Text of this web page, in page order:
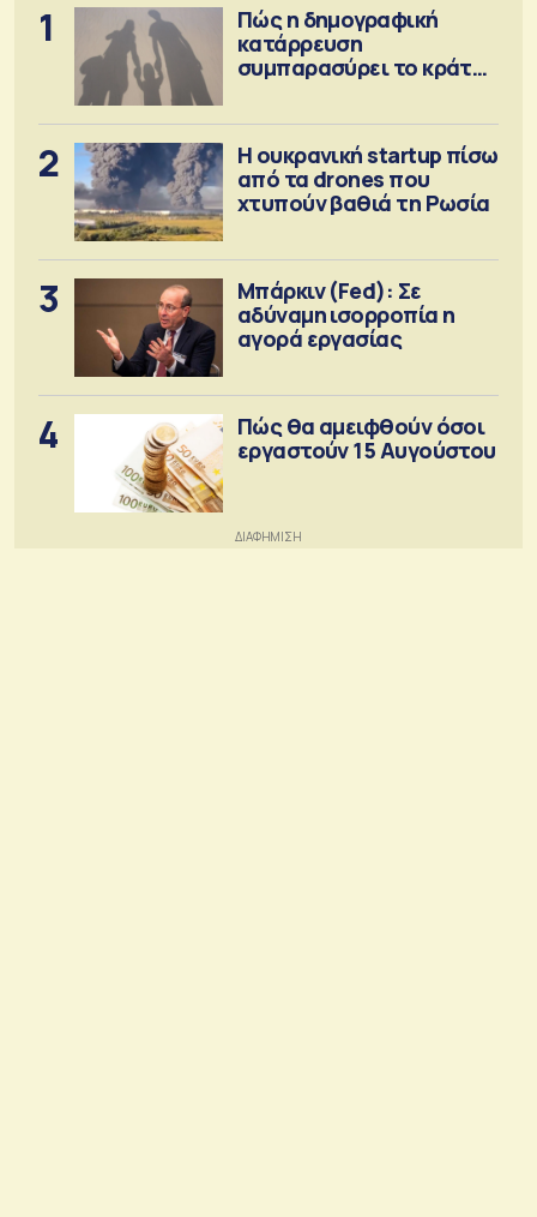
1
Πώς η δημογραφική
κατάρρευση
συμπαρασύρει το κράτος
2
Η ουκρανική startup πίσω
από τα drones που
χτυπούν βαθιά τη Ρωσία
3
Μπάρκιν (Fed): Σε
αδύναμη ισορροπία η
αγορά εργασίας
4
Πώς θα αμειφθούν όσοι
εργαστούν 15 Αυγούστου